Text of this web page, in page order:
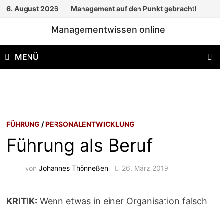
Zum
6. August 2026 Management auf den Punkt gebracht!
Managementwissen online
MENÜ
FÜHRUNG /PERSONALENTWICKLUNG
Führung als Beruf
vonJohannes Thönneßen 26. März 2019
KRITIK: Wenn etwas in einer Organisation falsch